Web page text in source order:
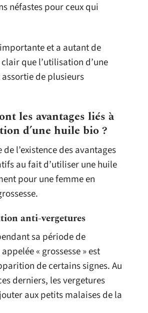
néfastes pour ceux qui
et a autant de
que l’utilisation d’une
de plusieurs
les avantages liés à
d’une huile bio ?
l’existence des avantages
au fait d’utiliser une huile
pour une femme en
anti-vergetures
sa période de
« grossesse » est
de certains signes. Au
derniers, les vergetures
aux petits malaises de la